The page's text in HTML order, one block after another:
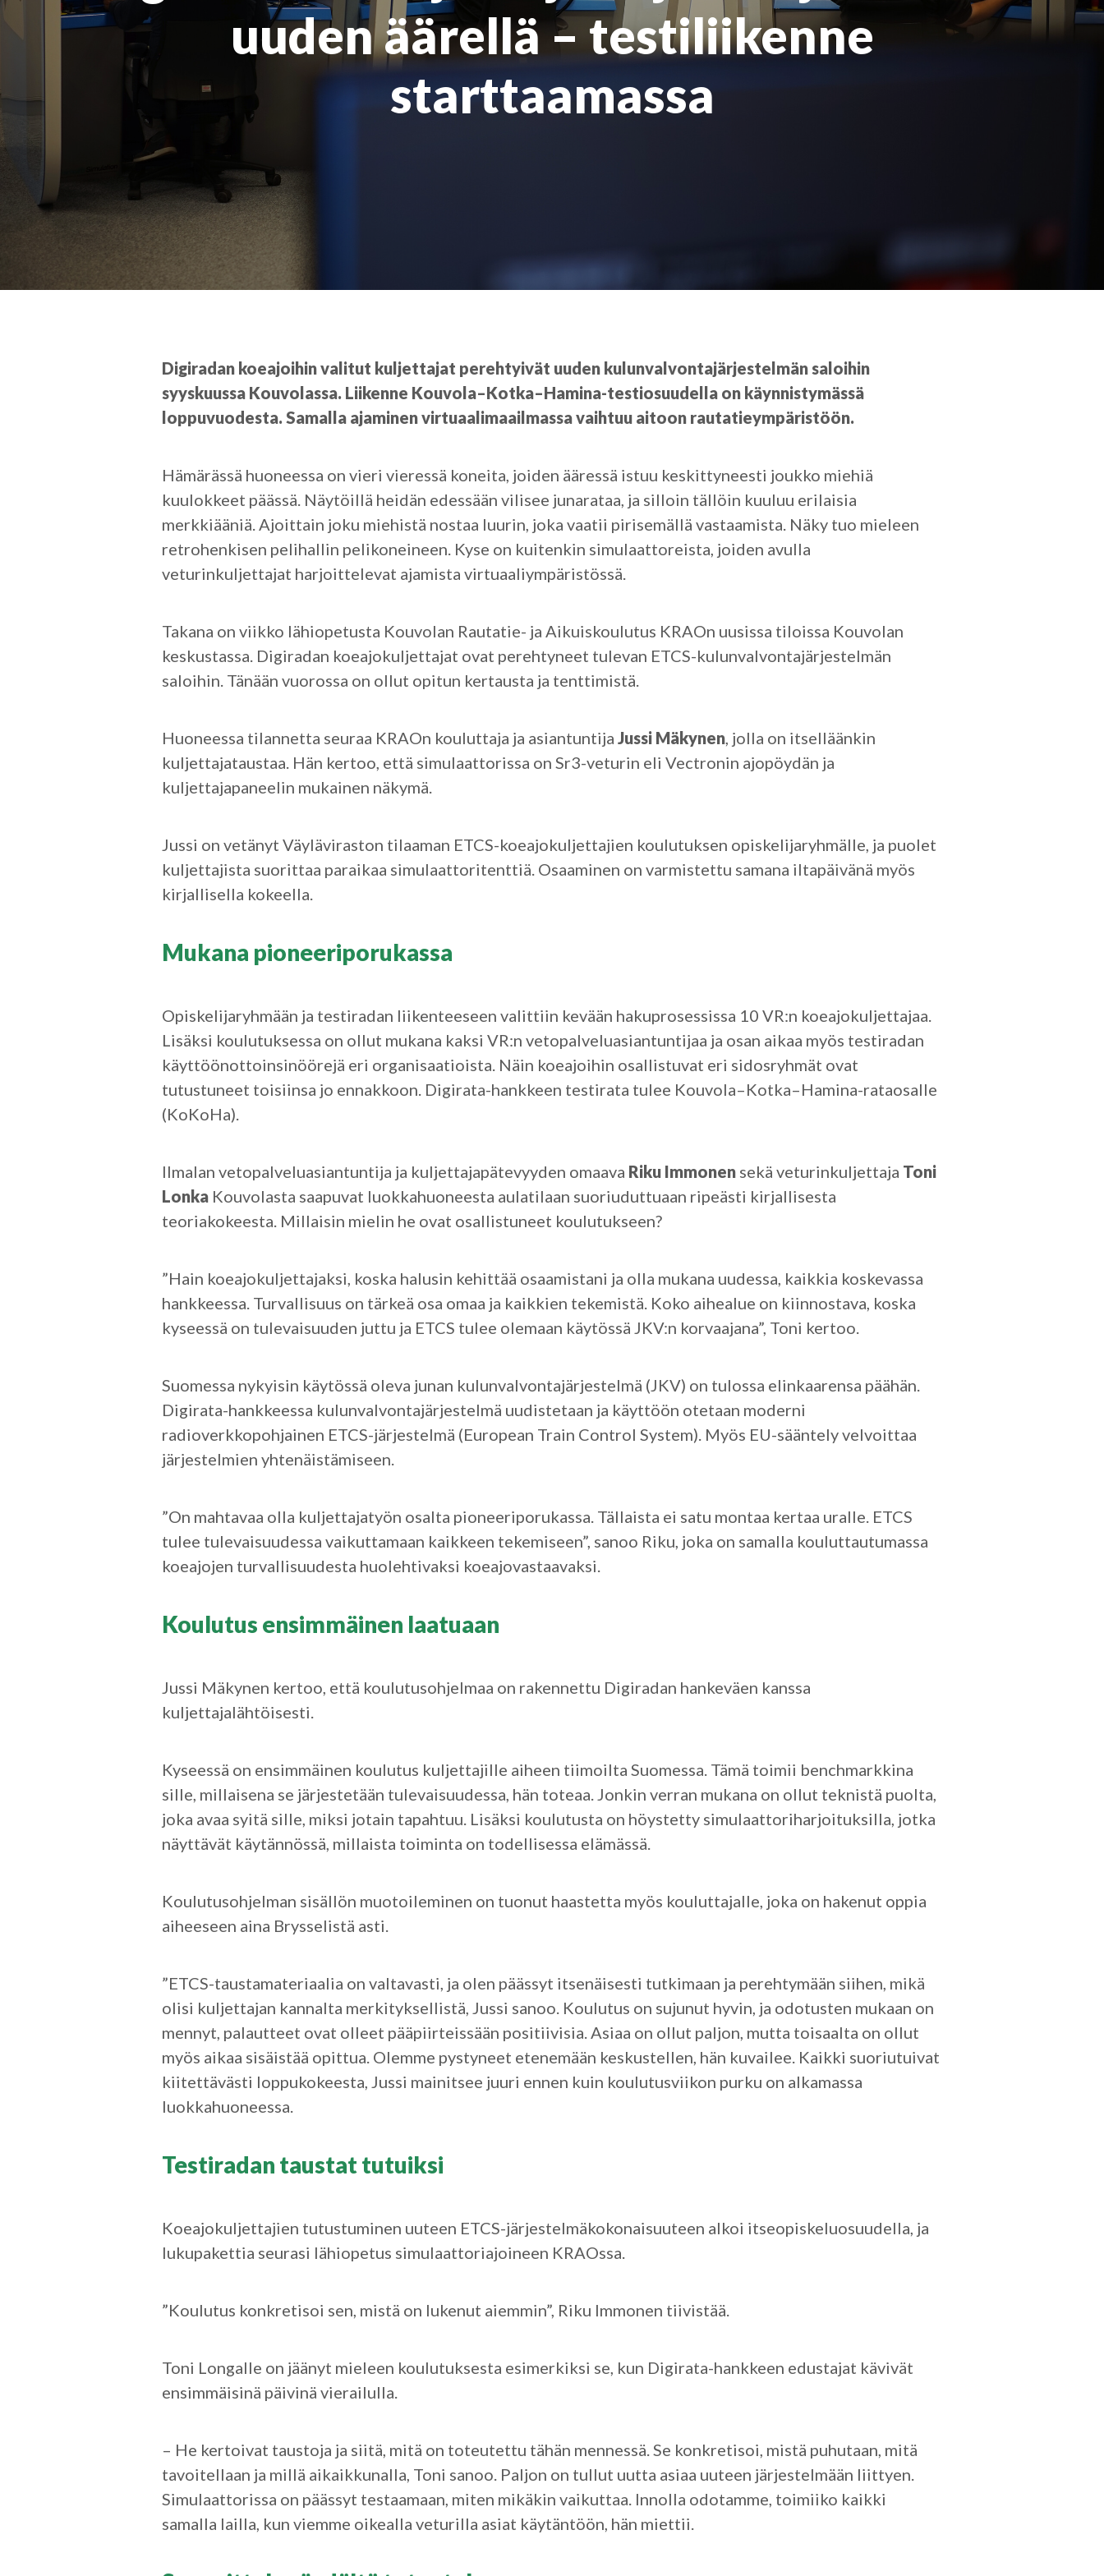
uuden äärellä – testiliikenne
starttaamassa
Digiradan koeajoihin valitut kuljettajat perehtyivät uuden kulunvalvontajärjestelmän saloihin
syyskuussa Kouvolassa. Liikenne Kouvola–Kotka–Hamina-testiosuudella on käynnistymässä
loppuvuodesta. Samalla ajaminen virtuaalimaailmassa vaihtuu aitoon rautatieympäristöön.
Hämärässä huoneessa on vieri vieressä koneita, joiden ääressä istuu keskittyneesti joukko miehiä
kuulokkeet päässä. Näytöillä heidän edessään vilisee junarataa, ja silloin tällöin kuuluu erilaisia
merkkiääniä. Ajoittain joku miehistä nostaa luurin, joka vaatii pirisemällä vastaamista. Näky tuo mieleen
retrohenkisen pelihallin pelikoneineen. Kyse on kuitenkin simulaattoreista, joiden avulla
veturinkuljettajat harjoittelevat ajamista virtuaaliympäristössä.
Takana on viikko lähiopetusta Kouvolan Rautatie- ja Aikuiskoulutus KRAOn uusissa tiloissa Kouvolan
keskustassa. Digiradan koeajokuljettajat ovat perehtyneet tulevan ETCS-kulunvalvontajärjestelmän
saloihin. Tänään vuorossa on ollut opitun kertausta ja tenttimistä.
Huoneessa tilannetta seuraa KRAOn kouluttaja ja asiantuntija Jussi Mäkynen, jolla on itselläänkin
kuljettajataustaa. Hän kertoo, että simulaattorissa on Sr3-veturin eli Vectronin ajopöydän ja
kuljettajapaneelin mukainen näkymä.
Jussi on vetänyt Väyläviraston tilaaman ETCS-koeajokuljettajien koulutuksen opiskelijaryhmälle, ja puolet
kuljettajista suorittaa paraikaa simulaattoritenttiä. Osaaminen on varmistettu samana iltapäivänä myös
kirjallisella kokeella.
Mukana pioneeriporukassa
Opiskelijaryhmään ja testiradan liikenteeseen valittiin kevään hakuprosessissa 10 VR:n koeajokuljettajaa.
Lisäksi koulutuksessa on ollut mukana kaksi VR:n vetopalveluasiantuntijaa ja osan aikaa myös testiradan
käyttöönottoinsinöörejä eri organisaatioista. Näin koeajoihin osallistuvat eri sidosryhmät ovat
tutustuneet toisiinsa jo ennakkoon. Digirata-hankkeen testirata tulee Kouvola–Kotka–Hamina-rataosalle
(KoKoHa).
Ilmalan vetopalveluasiantuntija ja kuljettajapätevyyden omaava Riku Immonen sekä veturinkuljettaja Toni
Lonka Kouvolasta saapuvat luokkahuoneesta aulatilaan suoriuduttuaan ripeästi kirjallisesta
teoriakokeesta. Millaisin mielin he ovat osallistuneet koulutukseen?
”Hain koeajokuljettajaksi, koska halusin kehittää osaamistani ja olla mukana uudessa, kaikkia koskevassa
hankkeessa. Turvallisuus on tärkeä osa omaa ja kaikkien tekemistä. Koko aihealue on kiinnostava, koska
kyseessä on tulevaisuuden juttu ja ETCS tulee olemaan käytössä JKV:n korvaajana”, Toni kertoo.
Suomessa nykyisin käytössä oleva junan kulunvalvontajärjestelmä (JKV) on tulossa elinkaarensa päähän.
Digirata-hankkeessa kulunvalvontajärjestelmä uudistetaan ja käyttöön otetaan moderni
radioverkkopohjainen ETCS-järjestelmä (European Train Control System). Myös EU-sääntely velvoittaa
järjestelmien yhtenäistämiseen.
”On mahtavaa olla kuljettajatyön osalta pioneeriporukassa. Tällaista ei satu montaa kertaa uralle. ETCS
tulee tulevaisuudessa vaikuttamaan kaikkeen tekemiseen”, sanoo Riku, joka on samalla kouluttautumassa
koeajojen turvallisuudesta huolehtivaksi koeajovastaavaksi.
Koulutus ensimmäinen laatuaan
Jussi Mäkynen kertoo, että koulutusohjelmaa on rakennettu Digiradan hankeväen kanssa
kuljettajalähtöisesti.
Kyseessä on ensimmäinen koulutus kuljettajille aiheen tiimoilta Suomessa. Tämä toimii benchmarkkina
sille, millaisena se järjestetään tulevaisuudessa, hän toteaa. Jonkin verran mukana on ollut teknistä puolta,
joka avaa syitä sille, miksi jotain tapahtuu. Lisäksi koulutusta on höystetty simulaattoriharjoituksilla, jotka
näyttävät käytännössä, millaista toiminta on todellisessa elämässä.
Koulutusohjelman sisällön muotoileminen on tuonut haastetta myös kouluttajalle, joka on hakenut oppia
aiheeseen aina Brysselistä asti.
”ETCS-taustamateriaalia on valtavasti, ja olen päässyt itsenäisesti tutkimaan ja perehtymään siihen, mikä
olisi kuljettajan kannalta merkityksellistä, Jussi sanoo. Koulutus on sujunut hyvin, ja odotusten mukaan on
mennyt, palautteet ovat olleet pääpiirteissään positiivisia. Asiaa on ollut paljon, mutta toisaalta on ollut
myös aikaa sisäistää opittua. Olemme pystyneet etenemään keskustellen, hän kuvailee. Kaikki suoriutuivat
kiitettävästi loppukokeesta, Jussi mainitsee juuri ennen kuin koulutusviikon purku on alkamassa
luokkahuoneessa.
Testiradan taustat tutuiksi
Koeajokuljettajien tutustuminen uuteen ETCS-järjestelmäkokonaisuuteen alkoi itseopiskeluosuudella, ja
lukupakettia seurasi lähiopetus simulaattoriajoineen KRAOssa.
”Koulutus konkretisoi sen, mistä on lukenut aiemmin”, Riku Immonen tiivistää.
Toni Longalle on jäänyt mieleen koulutuksesta esimerkiksi se, kun Digirata-hankkeen edustajat kävivät
ensimmäisinä päivinä vierailulla.
– He kertoivat taustoja ja siitä, mitä on toteutettu tähän mennessä. Se konkretisoi, mistä puhutaan, mitä
tavoitellaan ja millä aikaikkunalla, Toni sanoo. Paljon on tullut uutta asiaa uuteen järjestelmään liittyen.
Simulaattorissa on päässyt testaamaan, miten mikäkin vaikuttaa. Innolla odotamme, toimiiko kaikki
samalla lailla, kun viemme oikealla veturilla asiat käytäntöön, hän miettii.